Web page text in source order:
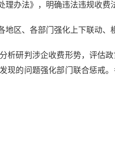
办法》，明确违法违规收费
区、各部门强化上下联动、
研判涉企收费形势，评估
现的问题强化部门联合惩戒